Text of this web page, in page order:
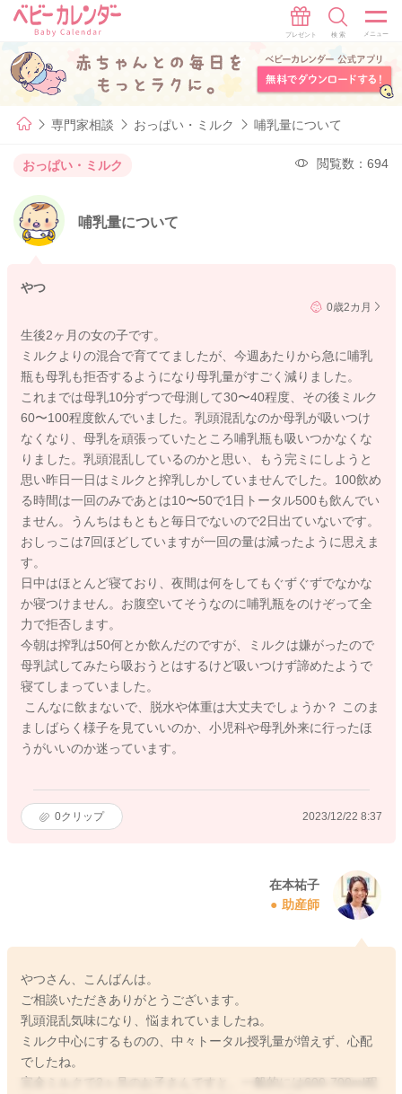
専門家相談 おっぱい・ミルク 哺乳量について
おっぱい・ミルク 閲覧数：694
哺乳量について
やつ
0歳2カ月
生後2ヶ月の女の子です。
ミルクよりの混合で育ててましたが、今週あたりから急に哺乳
瓶も母乳も拒否するようになり母乳量がすごく減りました。
これまでは母乳10分ずつで母測して30〜40程度、その後ミルク
60〜100程度飲んでいました。乳頭混乱なのか母乳が吸いつけ
なくなり、母乳を頑張っていたところ哺乳瓶も吸いつかなくな
りました。乳頭混乱しているのかと思い、もう完ミにしようと
思い昨日一日はミルクと搾乳しかしていませんでした。100飲め
る時間は一回のみであとは10〜50で1日トータル500も飲んでい
ません。うんちはもともと毎日でないので2日出ていないです。
おしっこは7回ほどしていますが一回の量は減ったように思えま
す。
日中はほとんど寝ており、夜間は何をしてもぐずぐずでなかな
か寝つけません。お腹空いてそうなのに哺乳瓶をのけぞって全
力で拒否します。
今朝は搾乳は50何とか飲んだのですが、ミルクは嫌がったので
母乳試してみたら吸おうとはするけど吸いつけず諦めたようで
寝てしまっていました。
こんなに飲まないで、脱水や体重は大丈夫でしょうか？ このま
ましばらく様子を見ていいのか、小児科や母乳外来に行ったほ
うがいいのか迷っています。
0クリップ 2023/12/22 8:37
在本祐子
助産師
やつさん、こんばんは。
ご相談いただきありがとうございます。
乳頭混乱気味になり、悩まれていましたね。
ミルク中心にするものの、中々トータル授乳量が増えず、心配
でしたね。
完全ミルクで2ヶ月のお子さんですと、一般的には600-700ml程